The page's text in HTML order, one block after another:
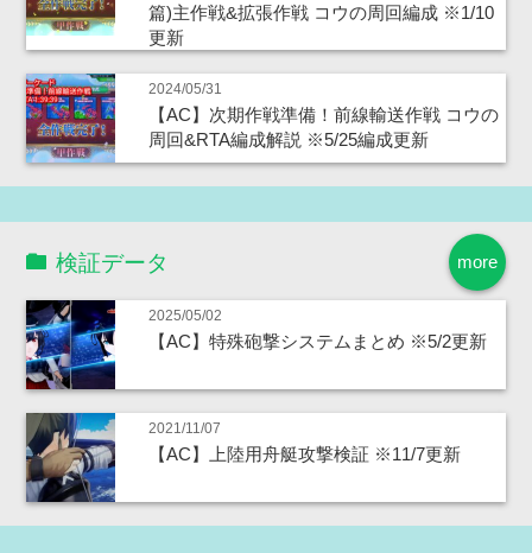
篇)主作戦&拡張作戦 コウの周回編成 ※1/10
更新
2024/05/31
【AC】次期作戦準備！前線輸送作戦 コウの
周回&RTA編成解説 ※5/25編成更新
more
検証データ
2025/05/02
【AC】特殊砲撃システムまとめ ※5/2更新
2021/11/07
【AC】上陸用舟艇攻撃検証 ※11/7更新